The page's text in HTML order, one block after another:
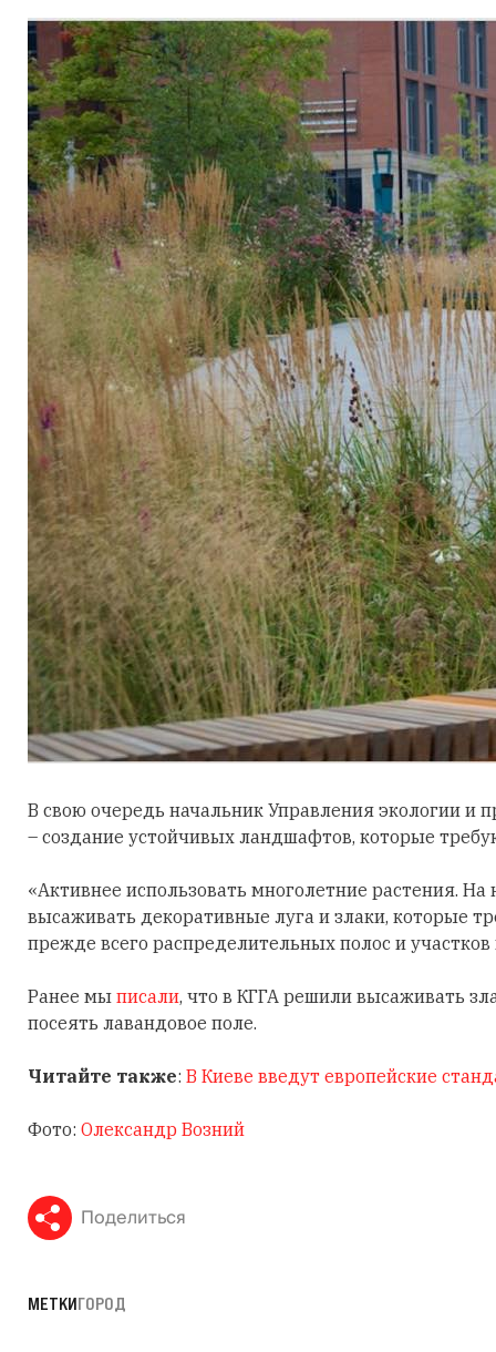
В свою очередь начальник Управления экологии и
– создание устойчивых ландшафтов, которые
«Активнее использовать многолетние растения. На
высаживать декоративные луга и злаки, которые
прежде всего распределительных полос и
Ранее мы писали, что в КГГА решили высаживать
посеять лавандовое поле.
Читайте также: В Киеве введут европейские
Фото: Олександр Возний
Поделиться
МЕТКИГОРОД